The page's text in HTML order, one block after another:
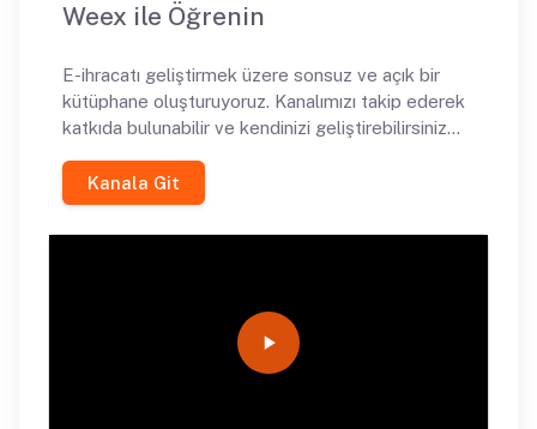
Weex ile Öğrenin
E-ihracatı geliştirmek üzere sonsuz ve açık bir
kütüphane oluşturuyoruz. Kanalımızı takip ederek
katkıda bulunabilir ve kendinizi geliştirebilirsiniz...
Kanala Git